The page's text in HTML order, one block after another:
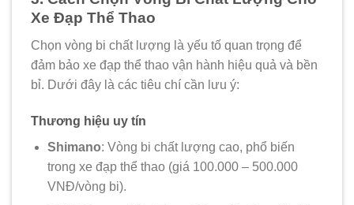
Xe Đạp Thể Thao
Chọn vòng bi chất lượng là yếu tố quan trọng để
đảm bảo xe đạp thể thao vận hành hiệu quả và bền
bỉ. Dưới đây là các tiêu chí cần lưu ý:
Thương hiệu uy tín
Shimano: Vòng bi chất lượng cao, phổ biến
trong xe đạp thể thao (giá 100.000 – 500.000
VNĐ/vòng bi).